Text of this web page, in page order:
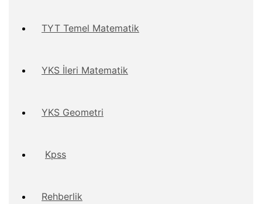
TYT Temel Matematik
YKS İleri Matematik
YKS Geometri
Kpss
Rehberlik